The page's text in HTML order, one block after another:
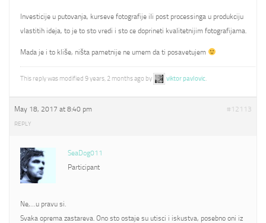
Investicije u putovanja, kurseve fotografije ili post processinga u produkciju
vlastitih ideja, to je to sto vredi i sto ce doprineti kvalitetnijim fotografijama.
Mada je i to kliše, ništa pametnije ne umem da ti posavetujem
This reply was modified 9 years, 2 months ago by viktor pavlovic.
May 18, 2017 at 8:40 pm #12113
REPLY
SeaDog011
Participant
Ne,…u pravu si.
Svaka oprema zastareva. Ono sto ostaje su utisci i iskustva, posebno oni iz